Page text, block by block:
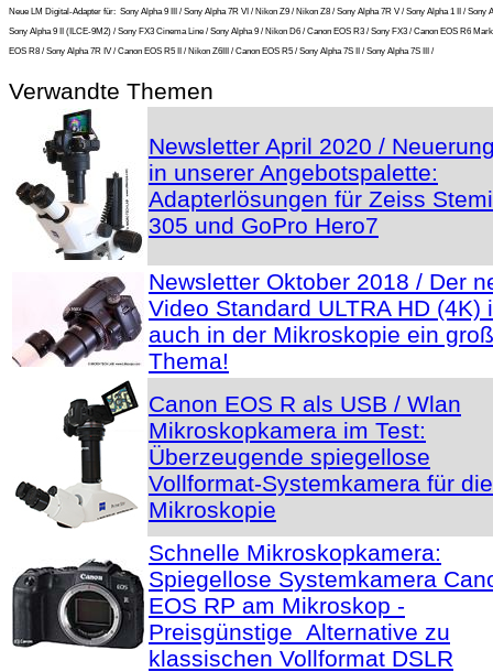
Neue LM Digital-Adapter für: Sony Alpha 9 III / Sony Alpha 7R VI / Nikon Z9 / Nikon Z8 / Sony Alpha 7R V / Sony Alpha 1 II / Sony
Sony Alpha 9 II (ILCE-9M2) / Sony FX3 Cinema Line / Sony Alpha 9 / Nikon D6 / Canon EOS R3 / Sony FX3 / Canon EOS R6
EOS R8 / Sony Alpha 7R IV / Canon EOS R5 II / Nikon Z6III / Canon EOS R5 / Sony Alpha 7S II / Sony Alpha 7S III /
Verwandte Themen
Newsletter April 2020 /
in unserer Angebotspalette:
Adapterlösungen für Zeiss Stemi
305 und GoPro Hero7
Newsletter Oktober 2018 / Der
Video Standard ULTRA HD (4K)
auch in der Mikroskopie ein
Thema!
Canon EOS R als USB / Wlan
Mikroskopkamera im Test:
Überzeugende spiegellose
Vollformat-Systemkamera für die
Mikroskopie
Schnelle Mikroskopkamera:
Spiegellose Systemkamera
EOS RP am Mikroskop -
Preisgünstige Alternative zu
klassischen Vollformat DSLR